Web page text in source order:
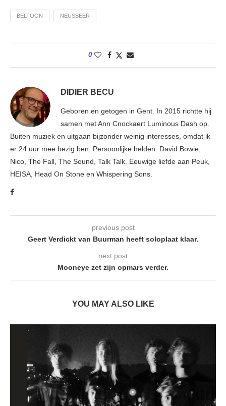
BELTOON NEUSBEER
0
DIDIER BECU
Geboren en getogen in Gent. In 2015 richtte hij
samen met Ann Cnockaert Luminous Dash op.
Buiten muziek en uitgaan bijzonder weinig interesses, omdat ik
er 24 uur mee bezig ben. Persoonlijke helden: David Bowie,
Nico, The Fall, The Sound, Talk Talk. Eeuwige liefde aan Peuk,
HEISA, Head On Stone en Whispering Sons.
previous post
Geert Verdickt van Buurman heeft soloplaat klaar.
next post
Mooneye zet zijn opmars verder.
YOU MAY ALSO LIKE